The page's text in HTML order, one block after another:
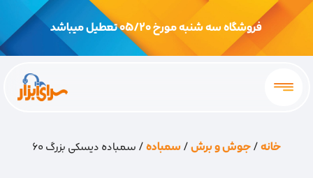
فروشگاه سه شنبه مورخ 05/20 تعطیل میباشد
خانه/جوش و برش/سمباده/ سمباده دیسکی بزرگ 60